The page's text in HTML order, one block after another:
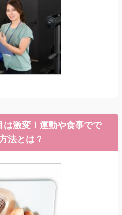
は激変！運動や食事でで
法とは？